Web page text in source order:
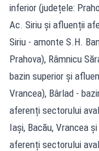
inferior (județele:
Ac. Siriu și afluenții
Siriu - amonte S.H.
Prahova), Râmnicu
bazin superior și
Vrancea), Bârlad -
aferenți sectorului
Iași, Bacău, Vrancea
aferenți sectorului